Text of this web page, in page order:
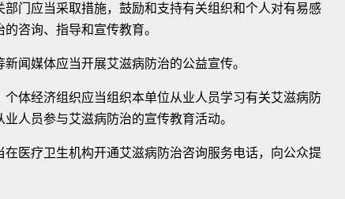
应当采取措施，鼓励和支持有关组织和个人对有易感
咨询、指导和宣传教育。
媒体应当开展艾滋病防治的公益宣传。
经济组织应当组织本单位从业人员学习有关艾滋病防
人员参与艾滋病防治的宣传教育活动。
疗卫生机构开通艾滋病防治咨询服务电话，向公众提